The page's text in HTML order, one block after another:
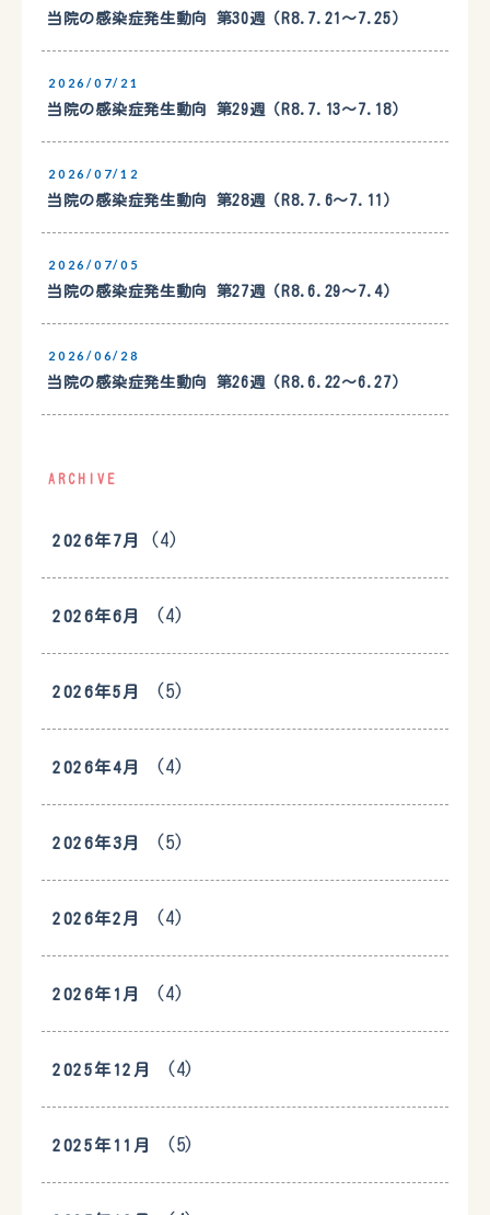
当院の感染症発生動向 第30週（R8.7.21〜7.25）
2026/07/21
当院の感染症発生動向 第29週（R8.7.13〜7.18）
2026/07/12
当院の感染症発生動向 第28週（R8.7.6〜7.11）
2026/07/05
当院の感染症発生動向 第27週（R8.6.29〜7.4）
2026/06/28
当院の感染症発生動向 第26週（R8.6.22〜6.27）
ARCHIVE
2026年7月 (4)
2026年6月 (4)
2026年5月 (5)
2026年4月 (4)
2026年3月 (5)
2026年2月 (4)
2026年1月 (4)
2025年12月 (4)
2025年11月 (5)